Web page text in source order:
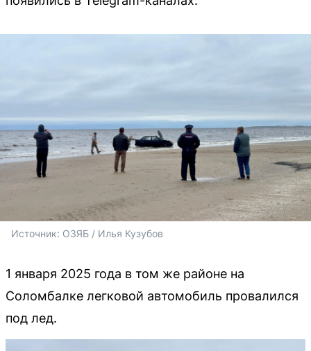
Источник: ОЗЯБ / Илья Кузубов
1 января 2025 года в том же районе на
Соломбалке легковой автомобиль провалился
под лед.